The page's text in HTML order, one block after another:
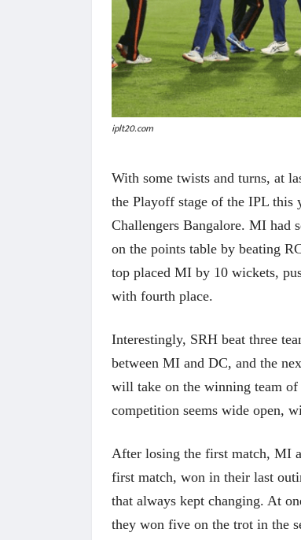
iplt20.com
With some twists and turns, at
the Playoff stage of the IPL this
Challengers Bangalore. MI had
on the points table by beating
top placed MI by 10 wickets,
with fourth place.
Interestingly, SRH beat three
between MI and DC, and the
will take on the winning team of
competition seems wide open,
After losing the first match, MI
first match, won in their last
that always kept changing. At
they won five on the trot in the